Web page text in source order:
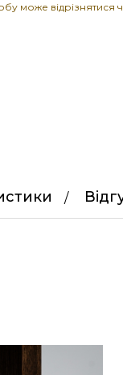
може відрізнятися